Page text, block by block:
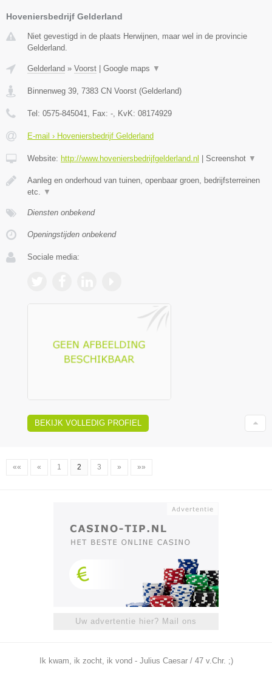
Hoveniersbedrijf Gelderland
Niet gevestigd in de plaats Herwijnen, maar wel in de provincie
Gelderland.
Gelderland » Voorst Google maps ▼
Binnenweg 39, 7383 CN Voorst (Gelderland)
Tel: 0575-845041, Fax: -, KvK: 08174929
E-mail › Hoveniersbedrijf Gelderland
Website: http://www.hoveniersbedrijfgelderland.nl Screenshot ▼
Aanleg en onderhoud van tuinen, openbaar groen, bedrijfsterreinen
etc. ▼
Diensten onbekend
Openingstijden onbekend
Sociale media:
BEKIJK VOLLEDIG PROFIEL
«« « 1 2 3 » »»
Uw advertentie hier? Mail ons
Ik kwam, ik zocht, ik vond - Julius Caesar / 47 v.Chr. ;)